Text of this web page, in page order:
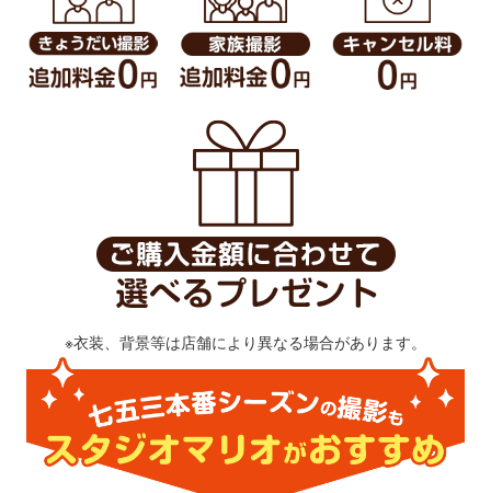
※衣装、背景等は店舗により異なる場合があります。